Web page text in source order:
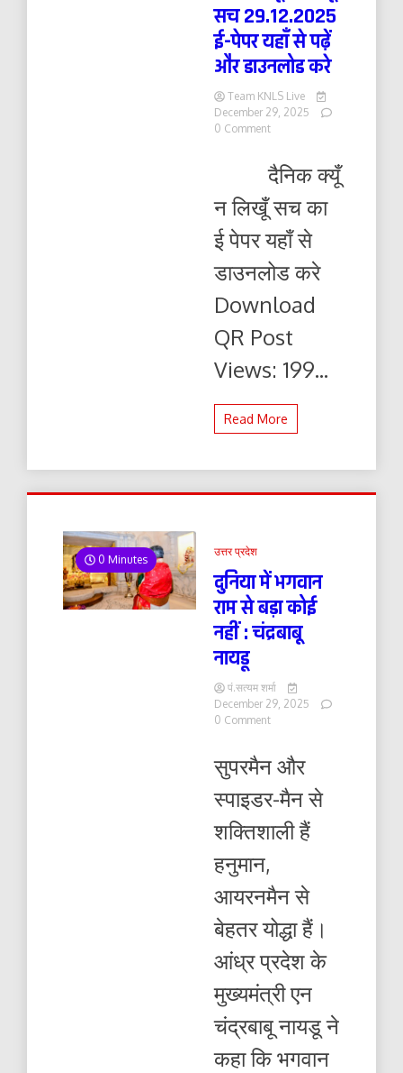
सच 29.12.2025
ई-पेपर यहाँ से पढ़ें
और डाउनलोड करे
Team KNLS Live
December 29, 2025
0 Commenton
क्यूँ
न
सच
29.12.2025
ई-
पेपर
यहाँ
पढ़ें
डाउनलोड
दैनिक क्यूँ
न लिखूँ सच का
ई पेपर यहाँ से
डाउनलोड करे
Download
QR Post
Views: 199...
Read More
0 Minutes
उत्तर प्रदेश
दुनिया में भगवान
राम से बड़ा कोई
नहीं : चंद्रबाबू
नायडू
पं.सत्यम शर्मा
December 29, 2025
0 Commenton
भगवान
से
कोई
चंद्रबाबू
नायडू
सुपरमैन और
स्पाइडर-मैन से
शक्तिशाली हैं
हनुमान,
आयरनमैन से
बेहतर योद्धा हैं।
आंध्र प्रदेश के
मुख्यमंत्री एन
चंद्रबाबू नायडू ने
कहा कि भगवान